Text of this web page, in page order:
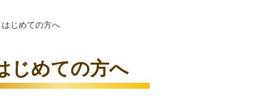
はじめての方へ
じめての方へ